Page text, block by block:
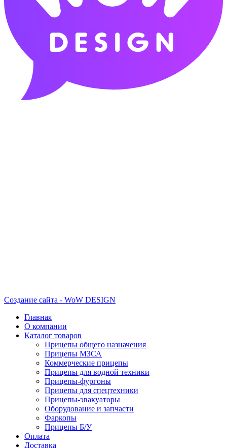
Создание сайта - WoW DESIGN
Главная
О компании
Каталог товаров
Прицепы общего назначения
Прицепы МЗСА
Коммерческие прицепы
Прицепы для водной техники
Прицепы-фургоны
Прицепы для спецтехники
Прицепы-эвакуаторы
Оборудование и запчасти
Фаркопы
Прицепы Б/У
Оплата
Доставка